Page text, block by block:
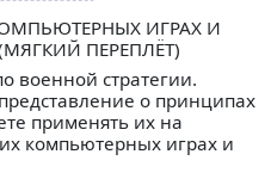
ИГРАХ И
ПЕРЕПЛЁТ)
военной стратегии.
о принципах
применять их на
компьютерных играх и